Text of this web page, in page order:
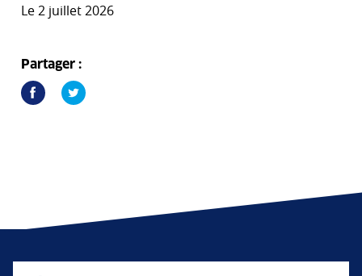
Le 2 juillet 2026
Partager :